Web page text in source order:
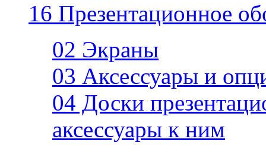
16 Презентационное
02 Экраны
03 Аксессуары и
04 Доски
аксессуары к ним